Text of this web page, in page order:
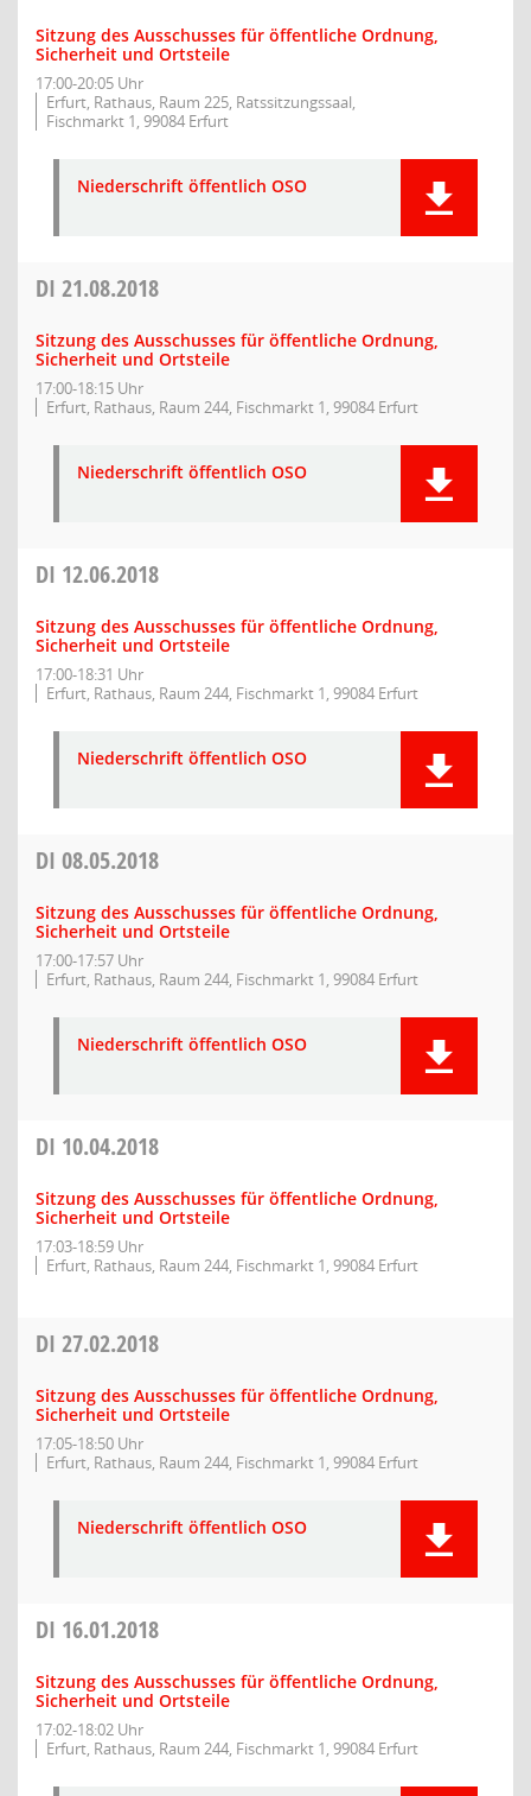
Sitzung des Ausschusses für öffentliche Ordnung,
Sicherheit und Ortsteile
17:00-20:05 Uhr
Erfurt, Rathaus, Raum 225, Ratssitzungssaal,
Fischmarkt 1, 99084 Erfurt
Niederschrift öffentlich OSO
DI 21.08.2018
Sitzung des Ausschusses für öffentliche Ordnung,
Sicherheit und Ortsteile
17:00-18:15 Uhr
Erfurt, Rathaus, Raum 244, Fischmarkt 1, 99084 Erfurt
Niederschrift öffentlich OSO
DI 12.06.2018
Sitzung des Ausschusses für öffentliche Ordnung,
Sicherheit und Ortsteile
17:00-18:31 Uhr
Erfurt, Rathaus, Raum 244, Fischmarkt 1, 99084 Erfurt
Niederschrift öffentlich OSO
DI 08.05.2018
Sitzung des Ausschusses für öffentliche Ordnung,
Sicherheit und Ortsteile
17:00-17:57 Uhr
Erfurt, Rathaus, Raum 244, Fischmarkt 1, 99084 Erfurt
Niederschrift öffentlich OSO
DI 10.04.2018
Sitzung des Ausschusses für öffentliche Ordnung,
Sicherheit und Ortsteile
17:03-18:59 Uhr
Erfurt, Rathaus, Raum 244, Fischmarkt 1, 99084 Erfurt
DI 27.02.2018
Sitzung des Ausschusses für öffentliche Ordnung,
Sicherheit und Ortsteile
17:05-18:50 Uhr
Erfurt, Rathaus, Raum 244, Fischmarkt 1, 99084 Erfurt
Niederschrift öffentlich OSO
DI 16.01.2018
Sitzung des Ausschusses für öffentliche Ordnung,
Sicherheit und Ortsteile
17:02-18:02 Uhr
Erfurt, Rathaus, Raum 244, Fischmarkt 1, 99084 Erfurt